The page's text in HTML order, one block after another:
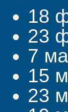
18
23
7
15
23